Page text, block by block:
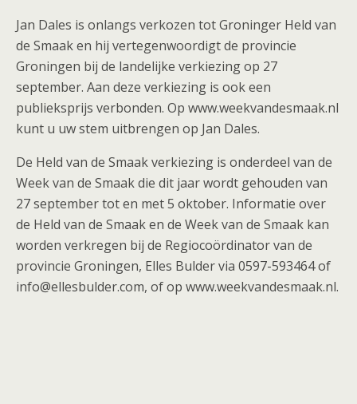
Jan Dales is onlangs verkozen tot Groninger Held van
de Smaak en hij vertegenwoordigt de provincie
Groningen bij de landelijke verkiezing op 27
september. Aan deze verkiezing is ook een
publieksprijs verbonden. Op www.weekvandesmaak.nl
kunt u uw stem uitbrengen op Jan Dales.
De Held van de Smaak verkiezing is onderdeel van de
Week van de Smaak die dit jaar wordt gehouden van
27 september tot en met 5 oktober. Informatie over
de Held van de Smaak en de Week van de Smaak kan
worden verkregen bij de Regiocoördinator van de
provincie Groningen, Elles Bulder via 0597-593464 of
info@ellesbulder.com, of op www.weekvandesmaak.nl.